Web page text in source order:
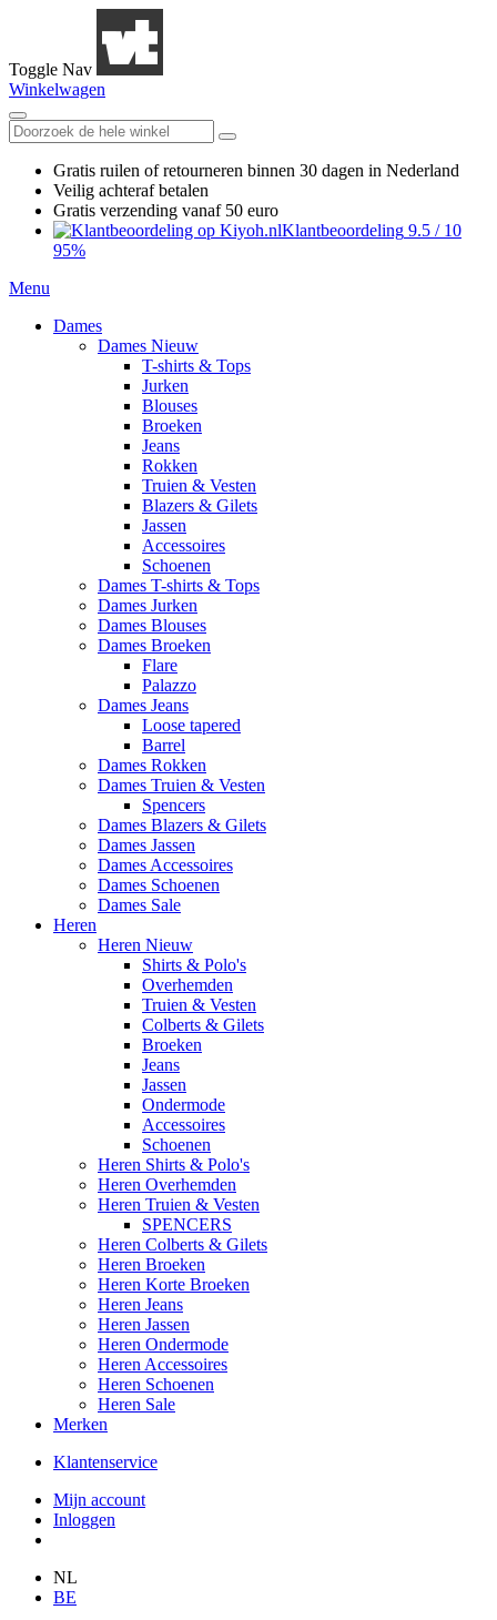
Toggle Nav
Winkelwagen
Gratis ruilen of retourneren binnen 30 dagen in Nederland
Veilig achteraf betalen
Gratis verzending vanaf 50 euro
Klantbeoordeling 9.5 / 10
95%
Menu
Dames
Dames Nieuw
T-shirts & Tops
Jurken
Blouses
Broeken
Jeans
Rokken
Truien & Vesten
Blazers & Gilets
Jassen
Accessoires
Schoenen
Dames T-shirts & Tops
Dames Jurken
Dames Blouses
Dames Broeken
Flare
Palazzo
Dames Jeans
Loose tapered
Barrel
Dames Rokken
Dames Truien & Vesten
Spencers
Dames Blazers & Gilets
Dames Jassen
Dames Accessoires
Dames Schoenen
Dames Sale
Heren
Heren Nieuw
Shirts & Polo's
Overhemden
Truien & Vesten
Colberts & Gilets
Broeken
Jeans
Jassen
Ondermode
Accessoires
Schoenen
Heren Shirts & Polo's
Heren Overhemden
Heren Truien & Vesten
SPENCERS
Heren Colberts & Gilets
Heren Broeken
Heren Korte Broeken
Heren Jeans
Heren Jassen
Heren Ondermode
Heren Accessoires
Heren Schoenen
Heren Sale
Merken
Klantenservice
Mijn account
Inloggen
NL
BE